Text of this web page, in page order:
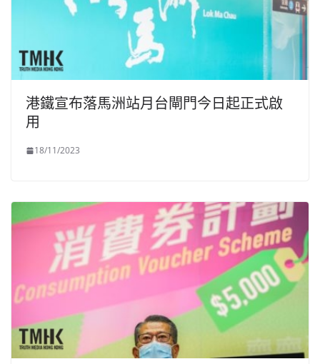
港鐵宣布落馬洲站月台閘門今日起正式啟
用
18/11/2023